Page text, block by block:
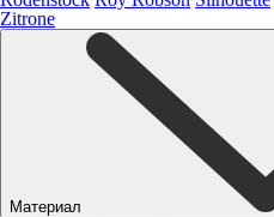
Zitrone
Материал